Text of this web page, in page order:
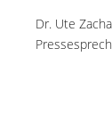
Dr. Ute